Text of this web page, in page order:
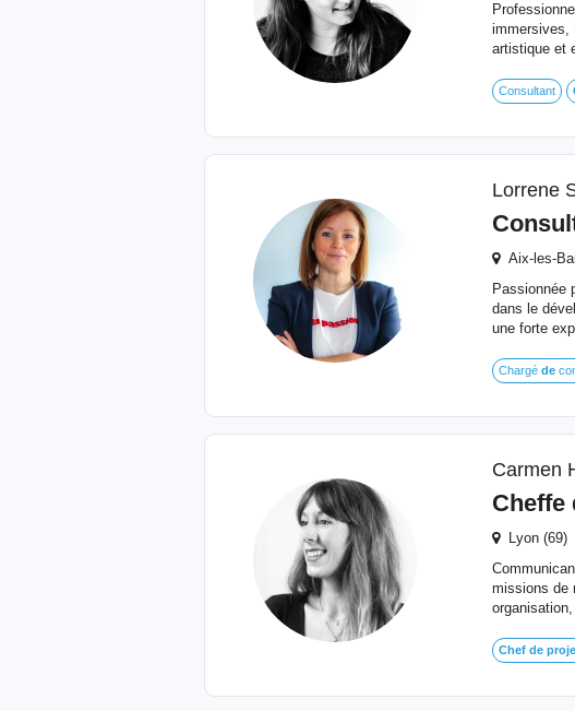
immersives,
artistique et
Consultant
Lorrene
Aix-les-
Passionnée
dans le
une forte
Chargé de
Carmen
Cheffe
Lyon
missions de
Chef de